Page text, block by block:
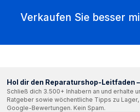
Verkaufen Sie besser
Hol dir den Reparaturshop-Leitfaden
Schließ dich 3.500+ Inhabern an und erhalte
Ratgeber sowie wöchentliche Tipps zu
Google-Bewertungen. Kein Spam.